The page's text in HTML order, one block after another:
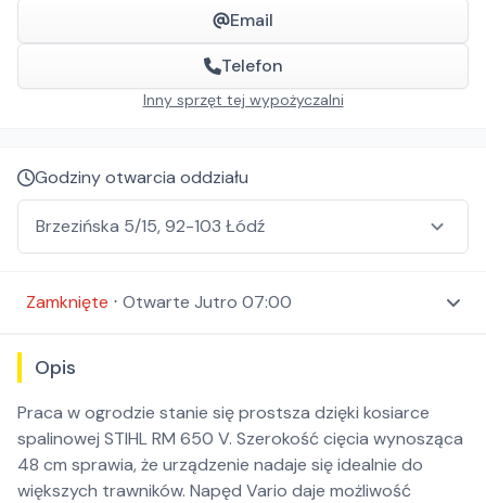
Email
Telefon
Inny sprzęt tej wypożyczalni
Godziny otwarcia oddziału
Zamknięte ⋅ Otwarte Jutro 07:00
Opis
Praca w ogrodzie stanie się prostsza dzięki kosiarce
spalinowej STIHL RM 650 V. Szerokość cięcia wynosząca
48 cm sprawia, że urządzenie nadaje się idealnie do
większych trawników. Napęd Vario daje możliwość